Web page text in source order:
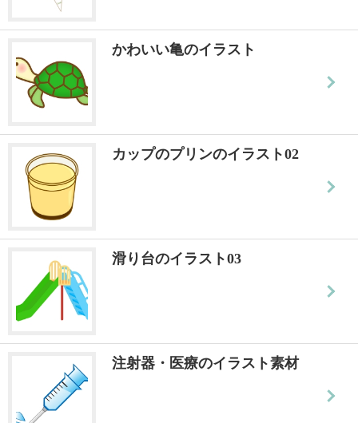
かわいい亀のイラスト
カップのプリンのイラスト02
滑り台のイラスト03
注射器・医療のイラスト素材